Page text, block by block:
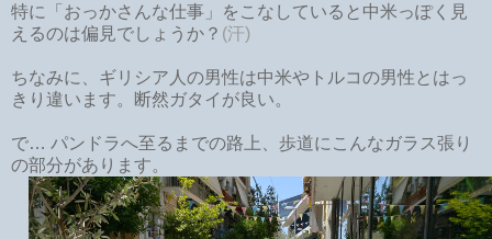
特に「おっかさんな仕事」をこなしていると中米っぽく見
えるのは偏見でしょうか？ (汗)
ちなみに、ギリシア人の男性は中米やトルコの男性とはっ
きり違います。断然ガタイが良い。
で… パンドラへ至るまでの路上、歩道にこんなガラス張り
の部分があります。